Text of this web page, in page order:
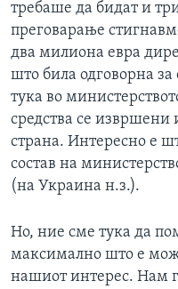
требаше да бидат и
преговарање
два милиона евра
што била одговорна
тука во
средства се извршени
страна. Интересно е
состав на
(на Украина н.з.).
Но, ние сме тука да
максимално што е
нашиот интерес. Нам